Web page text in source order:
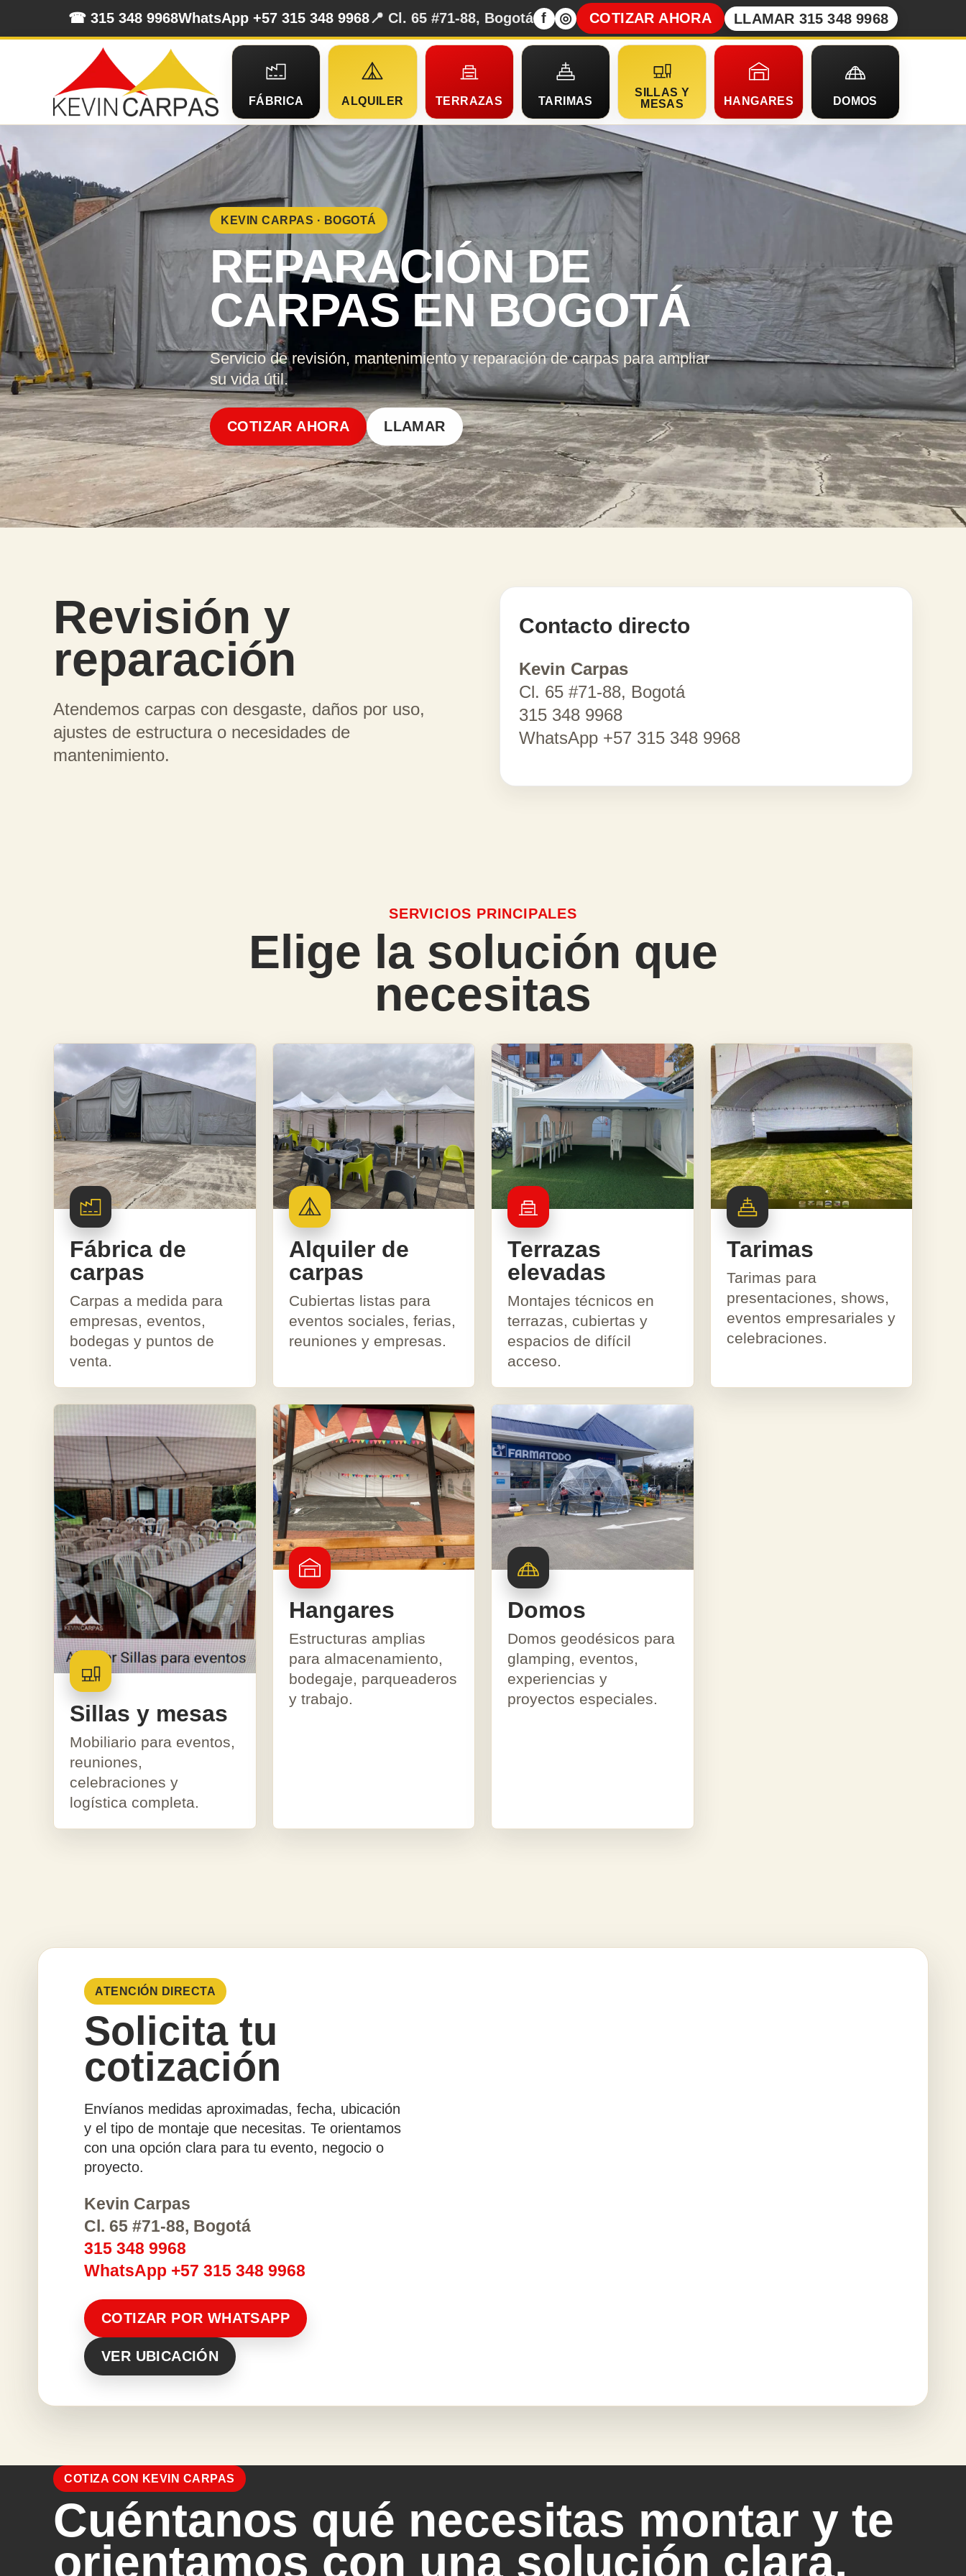
☎ 315 348 9968WhatsApp +57 315 348 9968📍 Cl. 65 #71-88, Bogotá f ◎ COTIZAR AHORA LLAMAR 315 348 9968
FÁBRICA ALQUILER TERRAZAS TARIMAS
SILLAS Y
MESAS
HANGARES DOMOS
KEVIN CARPAS · BOGOTÁ
REPARACIÓN DE
CARPAS EN BOGOTÁ
Servicio de revisión, mantenimiento y reparación de carpas para ampliar
su vida útil.
COTIZAR AHORA LLAMAR
Revisión y
reparación
Atendemos carpas con desgaste, daños por uso,
ajustes de estructura o necesidades de
mantenimiento.
Contacto directo
Kevin Carpas
Cl. 65 #71-88, Bogotá
315 348 9968
WhatsApp +57 315 348 9968
SERVICIOS PRINCIPALES
Elige la solución que
necesitas
Fábrica de
carpas
Carpas a medida para
empresas, eventos,
bodegas y puntos de
venta.
Alquiler de
carpas
Cubiertas listas para
eventos sociales, ferias,
reuniones y empresas.
Terrazas
elevadas
Montajes técnicos en
terrazas, cubiertas y
espacios de difícil
acceso.
Tarimas
Tarimas para
presentaciones, shows,
eventos empresariales y
celebraciones.
Sillas y mesas
Mobiliario para eventos,
reuniones,
celebraciones y
logística completa.
Hangares
Estructuras amplias
para almacenamiento,
bodegaje, parqueaderos
y trabajo.
Domos
Domos geodésicos para
glamping, eventos,
experiencias y
proyectos especiales.
ATENCIÓN DIRECTA
Solicita tu
cotización
Envíanos medidas aproximadas, fecha, ubicación
y el tipo de montaje que necesitas. Te orientamos
con una opción clara para tu evento, negocio o
proyecto.
Kevin Carpas
Cl. 65 #71-88, Bogotá
315 348 9968
WhatsApp +57 315 348 9968
COTIZAR POR WHATSAPP
VER UBICACIÓN
COTIZA CON KEVIN CARPAS
Cuéntanos qué necesitas montar y te
orientamos con una solución clara.